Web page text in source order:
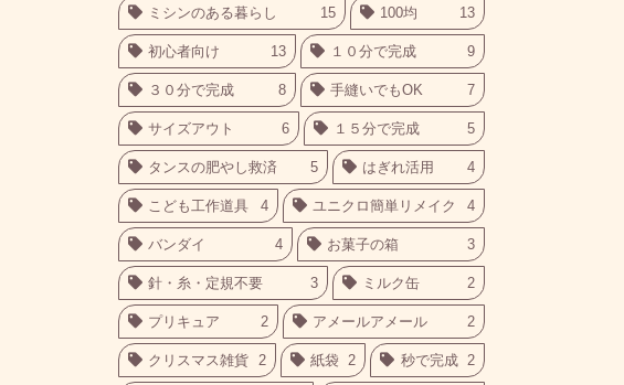
ミシンのある暮らし 15 100均 13
初心者向け 13 １０分で完成 9
３０分で完成 8 手縫いでもOK 7
サイズアウト 6 １５分で完成 5
タンスの肥やし救済 5 はぎれ活用 4
こども工作道具 4 ユニクロ簡単リメイク 4
バンダイ 4 お菓子の箱 3
針・糸・定規不要 3 ミルク缶 2
プリキュア 2 アメールアメール 2
クリスマス雑貨 2 紙袋 2 秒で完成 2